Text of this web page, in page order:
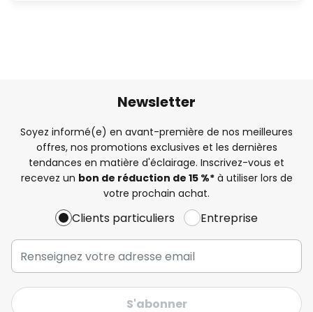
Newsletter
Soyez informé(e) en avant-première de nos meilleures
offres, nos promotions exclusives et les dernières
tendances en matière d'éclairage. Inscrivez-vous et
recevez un bon de réduction de 15 %*à utiliser lors de
votre prochain achat.
Clients particuliers Entreprise
S'abonner